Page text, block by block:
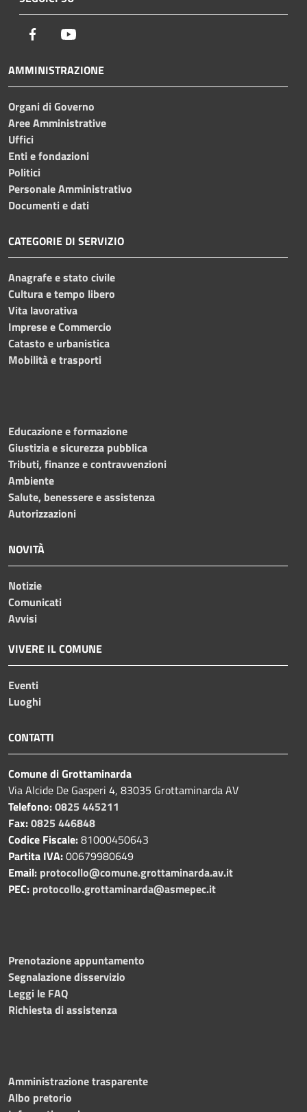
Facebook
AMMINISTRAZIONE
Organi di Governo
Aree Amministrative
Uffici
Enti e fondazioni
Politici
Personale Amministrativo
Documenti e dati
CATEGORIE DI SERVIZIO
Anagrafe e stato civile
Cultura e tempo libero
Vita lavorativa
Imprese e Commercio
Catasto e urbanistica
Mobilità e trasporti
Educazione e formazione
Giustizia e sicurezza pubblica
Tributi, finanze e contravvenzioni
Ambiente
Salute, benessere e assistenza
Autorizzazioni
NOVITÀ
Notizie
Comunicati
Avvisi
VIVERE IL COMUNE
Eventi
Luoghi
CONTATTI
Comune di Grottaminarda
Via Alcide De Gasperi 4, 83035 Grottaminarda AV
Telefono:0825 445211
Fax:0825 446848
Codice Fiscale:81000450643
Partita IVA:00679980649
Email: protocollo@comune.grottaminarda.av.it
PEC: protocollo.grottaminarda@asmepec.it
Prenotazione appuntamento
Segnalazione disservizio
Leggi le FAQ
Richiesta di assistenza
Amministrazione trasparente
Albo pretorio